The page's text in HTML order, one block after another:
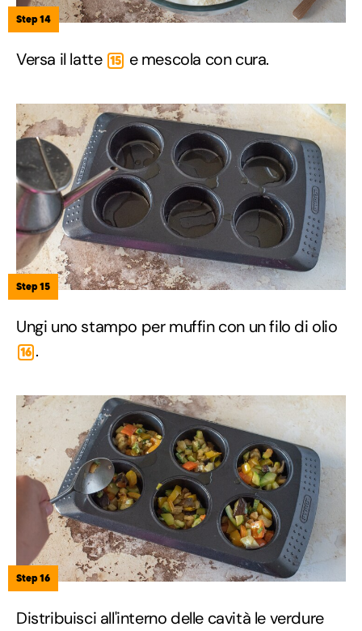
Step 14
Versa il latte 15 e mescola con cura.
Step 15
Ungi uno stampo per muffin con un filo di olio
16 .
Step 16
Distribuisci all'interno delle cavità le verdure